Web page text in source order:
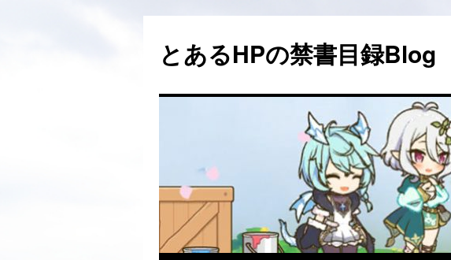
テ
ン
へ
とあるHPの禁書目録Blog